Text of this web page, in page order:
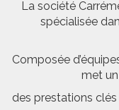
La société
spécialisée
Composée
met un
des prestations